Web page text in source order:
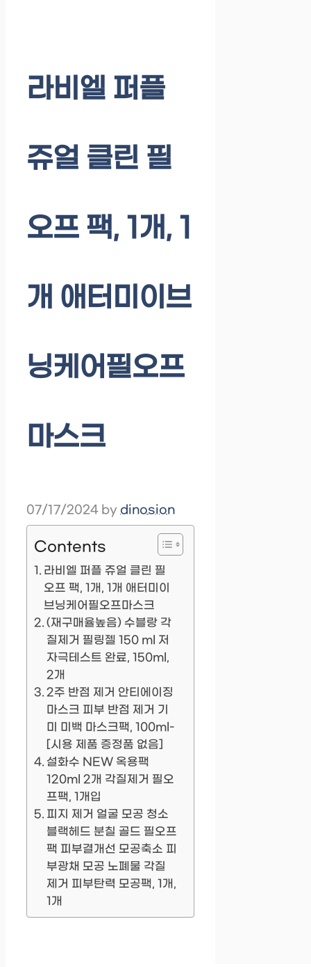
라비엘 퍼플
쥬얼 클린 필
오프 팩, 1개, 1
개 애터미이브
닝케어필오프
마스크
07/17/2024 by dinosion
Contents
라비엘 퍼플 쥬얼 클린 필
오프 팩, 1개, 1개 애터미이
브닝케어필오프마스크
(재구매율높음) 수블랑 각
질제거 필링젤 150 ml 저
자극테스트 완료, 150ml,
2개
2주 반점 제거 안티에이징
마스크 피부 반점 제거 기
미 미백 마스크팩, 100ml-
[시용 제품 증정품 없음]
설화수 NEW 옥용팩
120ml 2개 각질제거 필오
프팩, 1개입
피지 제거 얼굴 모공 청소
블랙헤드 분칠 골드 필오프
팩 피부결개선 모공축소 피
부광채 모공 노폐물 각질
제거 피부탄력 모공팩, 1개,
1개